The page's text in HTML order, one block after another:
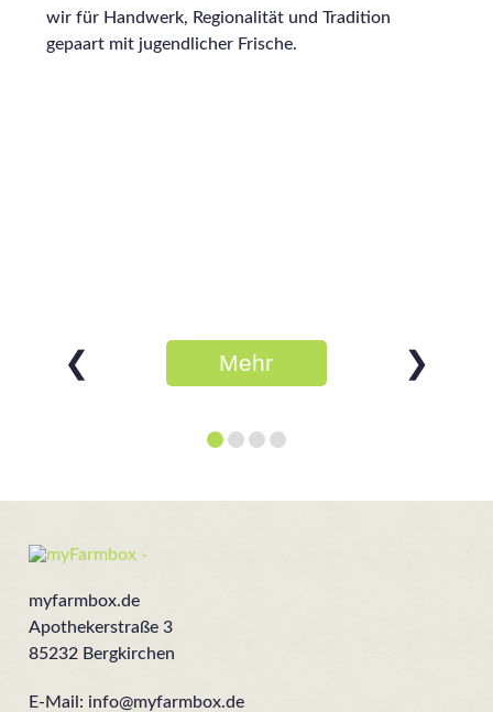
wir für Handwerk, Regionalität und Tradition
gepaart mit jugendlicher Frische.
❮
Mehr
❯
myfarmbox.de
Apothekerstraße 3
85232 Bergkirchen
E-Mail: info@myfarmbox.de